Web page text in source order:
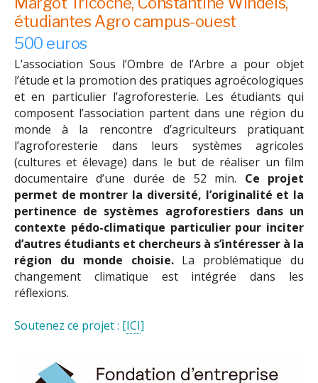
étudiantes Agro campus-ouest
500 euros
L’association Sous l’Ombre de l’Arbre a pour objet
l’étude et la promotion des pratiques agroécologiques
et en particulier l’agroforesterie. Les étudiants qui
composent l’association partent dans une région du
monde à la rencontre d’agriculteurs pratiquant
l’agroforesterie dans leurs systèmes agricoles
(cultures et élevage) dans le but de réaliser un film
documentaire d’une durée de 52 min. Ce projet
permet de montrer la diversité, l’originalité et la
pertinence de systèmes agroforestiers dans un
contexte pédo-climatique particulier pour inciter
d’autres étudiants et chercheurs à s’intéresser à la
région du monde choisie.La problématique du
changement climatique est intégrée dans les
réflexions.
Soutenez ce projet : [ICI]